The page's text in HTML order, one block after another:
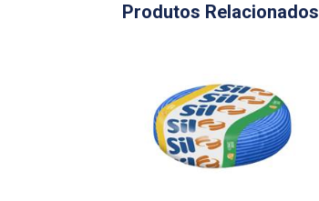
Produtos Relacionados